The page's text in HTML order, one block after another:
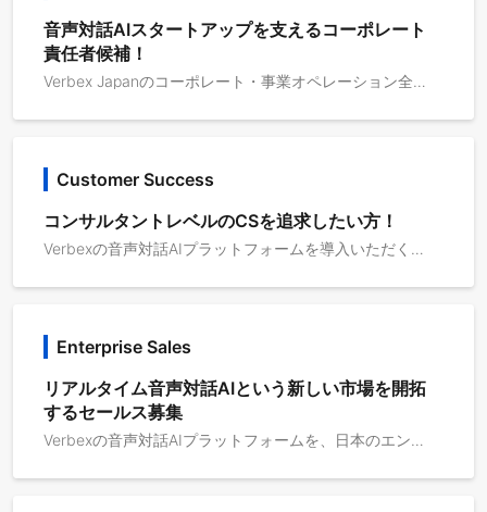
音声対話AIスタートアップを支えるコーポレート
責任者候補！
Verbex Japanのコーポレート・事業オペレーション全般を担い、音声対話AIプラットフォームの日本事業拡大を支えるポジションです。Verbexは、コールセンター、通販受注、代表電話、予約受付、ホテルフロント、自治体窓口など、これまで人が電話で対応してきた業務をAIが自然な音声対話で支援・自動化するプロダクトです。日本市場では、エンタープライズ企業を中心に導入が進んでおり、契約、請求、セキュリティチェック、個人情報対応、採用、社内オペレーションの整備が事業成長に直結します。このポジションでは、CEO、Sales、Customer Success、Solutions Engineer、海外R&Dチーム、外部専門家と連携しながら、契約・請求・採用・法務・監査・管理業務を横断的に推進します。単なるバックオフィスではなく、事業を前に進めるための仕組みを作るコーポレート人材を求めています。主な業務内容1. 契約・法務オペレーションNDA、PoC覚書、サービス利用申込書、注文書、SOW等の契約管理 顧客・パートナーとの契約手続きの進行管理 契約条件、支払条件、請求条件の整理 外部弁護士との連携 契約書テンプレート・標準フローの整備 Sales / CSと連携した契約締結プロセスの改善2. セキュリティ・監査対応エンタープライズ顧客からのセキュリティチェックシート一次対応 個人情報、ログ保存、データ削除、外部AIサービス利用に関する回答整理 AI利用、生成AI、クラウド、サブプロセッサーに関する資料管理 社内外の関係者と連携した監査対応 よくある質問・標準回答・提出資料の整備3. 請求・売上管理PoC費用、月額利用料、従量課金、初期費用等の請求管理 請求書発行、入金確認、支払管理 売上・契約・請求状況の管理 パートナー経由案件、OEM案件、リセラー案件の商流整理 会計事務所との連携 月次管理・予実管理のサポート4. 採用・組織オペレーション採用媒体・エージェント対応 求人票・候補者管理・面接日程調整 採用プロセスの整備 入社手続き・オンボーディング 業務委託契約・稼働管理 組織拡大に伴う社内ルール・業務フロー整備5. 経営・事業オペレーション経営会議・営業会議・CS会議等の運営サポート 事業KPI、売上、案件、請求、採用状況の可視化 社内ドキュメント・ナレッジ管理 海外本社・海外R&Dチームとの管理業務連携 業務フロー、承認フロー、管理ルールの設計・改善 CEOや事業責任者の意思決定支援
Customer Success
コンサルタントレベルのCSを追求したい方！
Verbexの音声対話AIプラットフォームを導入いただくクライアント企業に対し、PoCから本番運用、導入後の改善までを伴走し、音声AIが実業務の中で成果を出せる状態をつくるポジションです。 Verbexは、コールセンター、通販受注、代表電話、予約受付、ホテルフロント、自治体窓口など、これまで人が電話で対応してきた業務を、AIが自然な音声対話で支援・自動化するプロダクトです。 Customer Successは、単なる問い合わせ対応や利用状況の確認ではなく、顧客の業務フロー、電話対応の現場、FAQ、エスカレーションルールを理解し、AIオペレーターがどの範囲を担うべきか、どのように改善すれば成果が出るかを顧客とともに設計していきます。 導入後は、通話ログや会話結果、顧客フィードバックをもとに、会話フロー、プロンプト、FAQ、ナレッジ、運用ルールを継続的に改善し、応答率・自動対応率・顧客満足度・業務削減効果などの向上を目指します。 # 主な業務内容 ・PoC開始に向けた顧客ヒアリング、業務理解、要件整理 ・導入スケジュール、タスク、論点、課題の管理 ・顧客定例会の運営、議事録作成、ネクストアクション整理 ・PoCで検証すべき業務範囲、KPI、成功条件の整理 ・FAQ、業務ルール、トークスクリプト、エスカレーション条件の整理 ・AIオペレーターの会話フロー、確認項目、聞き返し条件の改善 ・通話ログ、会話結果、顧客フィードバックをもとにした改善提案 ・顧客へのレポーティング、改善施策の提案 ・本番導入、継続利用、利用拡大に向けた顧客伴走 ・Sales、Solutions Engineer、開発チームとの社内連携 ・導入事例、ベストプラクティス、運用ナレッジの蓄積
Enterprise Sales
リアルタイム音声対話AIという新しい市場を開拓
するセールス募集
Verbexの音声対話AIプラットフォームを、日本のエンタープライズ企業に提案し、商談創出からPoC、本番導入、利用拡大までを推進するポジションです。 Verbexは、コールセンター、通販受注、代表電話、予約受付、ホテルフロント、自治体窓口など、これまで人が電話で対応してきた業務を、AIが自然な音声対話で支援・自動化するプロダクトです。 Salesは、単にプロダクトを説明して売る役割ではありません。顧客の業務課題、電話対応の現場、既存システム、運用体制、意思決定構造を理解し、音声AIによってどの業務を変えられるのか、どのような導入ステップが現実的かを顧客とともに設計していきます。 また、初期フェーズのVerbexでは、ダイレクトセールスとパートナーセールスを明確に分けすぎず、エンタープライズ顧客への直接提案に加え、SIer、BPO、コンサルティング会社、PBX / CTI / CRMベンダーなどとの協業を通じた商談創出・提案活動も担っていただきます。 日本における音声AI市場は、まだ確立された売り方がある領域ではありません。だからこそ、顧客セグメント、ユースケース、提案ストーリー、パートナー戦略、価格・契約形態まで含めて、市場開拓そのものに関わることができます。 # 主な業務内容 ・エンタープライズ企業に対する新規商談の創出 ・顧客の業務課題、電話対応業務、問い合わせ対応業務のヒアリング ・音声AIの導入余地がある業務領域の特定 ・PoC提案、本番導入提案、利用拡大提案の推進 ・顧客の意思決定構造、予算、導入スケジュール、関係部署の整理 ・提案資料、見積、契約条件、導入ステップの設計 ・Solutions Engineer、Customer Success、開発チームと連携した提案活動 ・SIer、BPO、コンサルティング会社、PBX / CTI / CRMベンダー等とのパートナー開拓 ・パートナーとの共同提案、案件創出、提案スキームの設計 ・展示会、セミナー、ウェビナー、紹介などを起点とした商談化 ・顧客・市場から得られたニーズをもとにしたプロダクト改善・GTM戦略へのフィードバック ・業界別・ユースケース別の勝ちパターンの整理、営業プロセスの型化